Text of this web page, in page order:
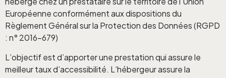
Européenne conformément aux dispositions du
Règlement Général sur la Protection des Données (RGPD
: n° 2016-679)
L’objectif est d’apporter une prestation qui assure le
meilleur taux d’accessibilité. L’hébergeur assure la